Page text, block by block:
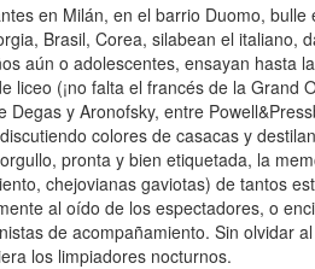
en Milán, en el barrio Duomo,
Brasil, Corea, silabean el
aún o adolescentes, ensayan hasta
liceo (¡no falta el francés de la
Degas y Aronofsky, entre
colores de casacas y
pronta y bien etiquetada, la
chejovianas gaviotas) de tantos
al oído de los espectadores, o
de acompañamiento. Sin olvidar
los limpiadores nocturnos.